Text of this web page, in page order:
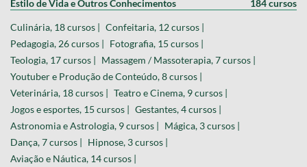
Estilo de Vida e Outros Conhecimentos 184 cursos
Culinária, 18 cursos | Confeitaria, 12 cursos |
Pedagogia, 26 cursos | Fotografia, 15 cursos |
Teologia, 17 cursos | Massagem / Massoterapia, 7 cursos |
Youtuber e Produção de Conteúdo, 8 cursos |
Veterinária, 18 cursos | Teatro e Cinema, 9 cursos |
Jogos e esportes, 15 cursos | Gestantes, 4 cursos |
Astronomia e Astrologia, 9 cursos | Mágica, 3 cursos |
Dança, 7 cursos | Hipnose, 3 cursos |
Aviação e Náutica, 14 cursos |